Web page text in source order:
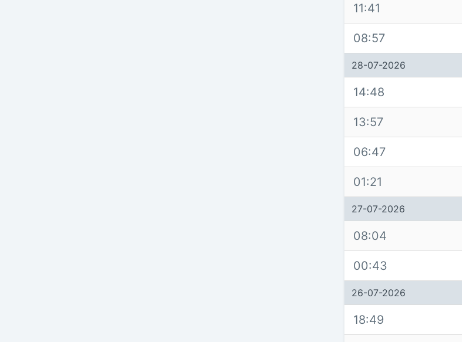
11:41
08:57
28-07-2026
14:48
13:57
06:47
01:21
27-07-2026
08:04
00:43
26-07-2026
18:49